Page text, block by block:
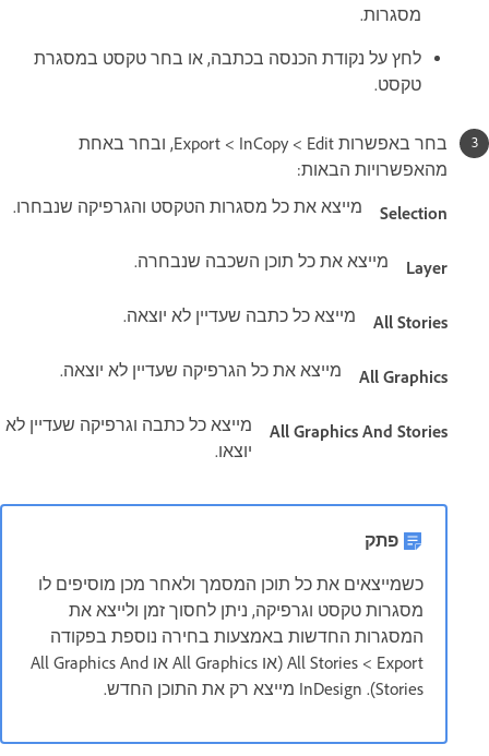
מסגרות.
לחץ על נקודת הכנסה בכתבה, או בחר טקסט במסגרת
טקסט.
בחר באפשרות Edit ‏> InCopy ‏> Export, ובחר באחת
מהאפשרויות הבאות:
Selection מייצא את כל מסגרות הטקסט והגרפיקה שנבחרו.
Layer מייצא את כל תוכן השכבה שנבחרה.
All Stories מייצא כל כתבה שעדיין לא יוצאה.
All Graphics מייצא את כל הגרפיקה שעדיין לא יוצאה.
All Graphics And Stories
מייצא כל כתבה וגרפיקה שעדיין לא
יוצאו.
פתק
כשמייצאים את כל תוכן המסמך ולאחר מכן מוסיפים לו
מסגרות טקסט וגרפיקה, ניתן לחסוך זמן ולייצא את
המסגרות החדשות באמצעות בחירה נוספת בפקודה
Export ‏> All Stories (או All Graphics או All Graphics And
Stories). InDesign מייצא רק את התוכן החדש.